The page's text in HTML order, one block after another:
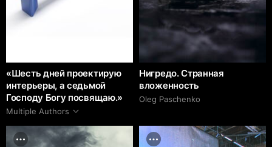
«Шесть дней проектирую
интерьеры, а седьмой
Господу Богу посвящаю.»
Multiple Authors
Нигредо. Странная
вложенность
Oleg Paschenko